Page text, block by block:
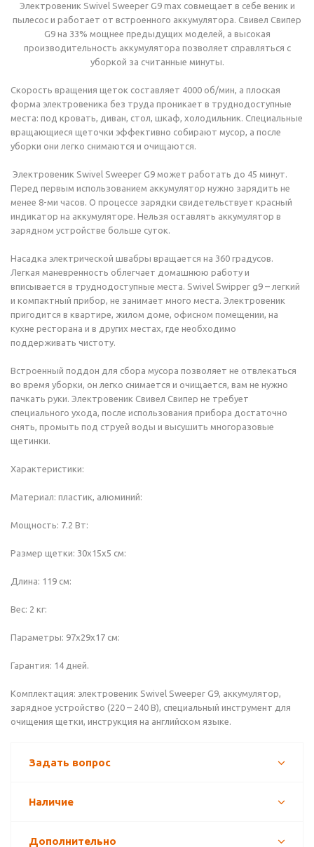
Электровеник Swivel Sweeper G9 max совмещает в себе веник и
пылесос и работает от встроенного аккумулятора. Свивел Свипер
G9 на 33% мощнее предыдущих моделей, а высокая
производительность аккумулятора позволяет справляться с
уборкой за считанные минуты.
Скорость вращения щеток составляет 4000 об/мин, а плоская
форма электровеника без труда проникает в труднодоступные
места: под кровать, диван, стол, шкаф, холодильник. Специальные
вращающиеся щеточки эффективно собирают мусор, а после
уборки они легко снимаются и очищаются.
Электровеник Swivel Sweeper G9 может работать до 45 минут.
Перед первым использованием аккумулятор нужно зарядить не
менее 8-ми часов. О процессе зарядки свидетельствует красный
индикатор на аккумуляторе. Нельзя оставлять аккумулятор в
зарядном устройстве больше суток.
Насадка электрической швабры вращается на 360 градусов.
Легкая маневренность облегчает домашнюю работу и
вписывается в труднодоступные места. Swivel Swipper g9 – легкий
и компактный прибор, не занимает много места. Электровеник
пригодится в квартире, жилом доме, офисном помещении, на
кухне ресторана и в других местах, где необходимо
поддерживать чистоту.
Встроенный поддон для сбора мусора позволяет не отвлекаться
во время уборки, он легко снимается и очищается, вам не нужно
пачкать руки. Электровеник Свивел Свипер не требует
специального ухода, после использования прибора достаточно
снять, промыть под струей воды и высушить многоразовые
щетинки.
Характеристики:
Материал: пластик, алюминий:
Мощность: 7.2 Вт:
Размер щетки: 30х15х5 см:
Длина: 119 см:
Вес: 2 кг:
Параметры: 97х29х17 см:
Гарантия: 14 дней.
Комплектация: электровеник Swivel Sweeper G9, аккумулятор,
зарядное устройство (220 – 240 В), специальный инструмент для
очищения щетки, инструкция на английском языке.
Задать вопрос
Наличие
Дополнительно